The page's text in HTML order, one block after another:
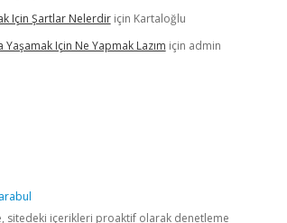
Için Şartlar Nelerdiriçin Kartaloğlu
Için Ne Yapmak Lazım için admin
sitedeki içerikleri proaktif olarak denetleme